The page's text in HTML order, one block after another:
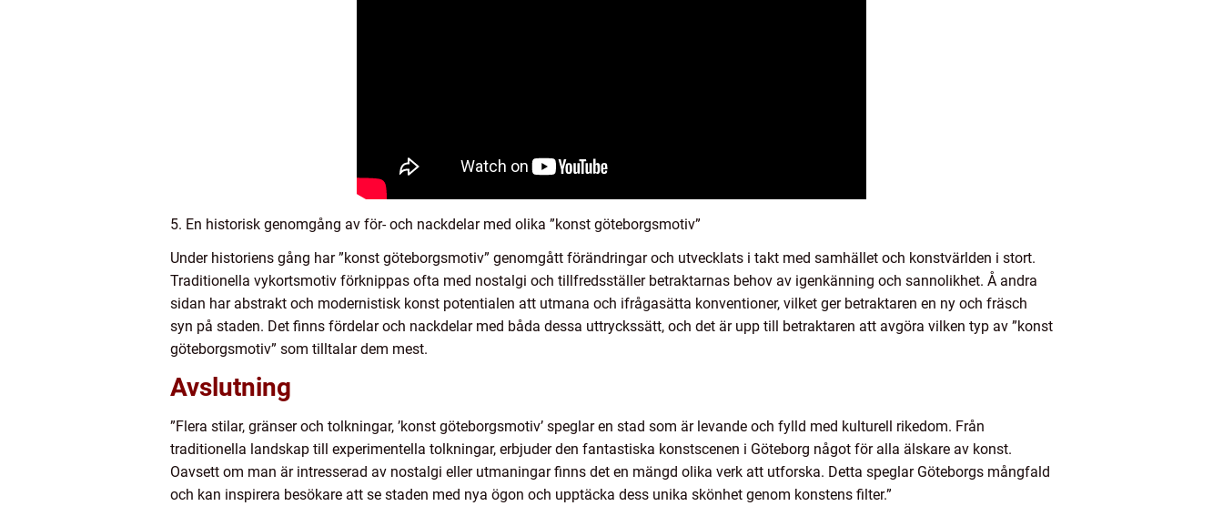
5. En historisk genomgång av för- och nackdelar med olika ”konst göteborgsmotiv”
Under historiens gång har ”konst göteborgsmotiv” genomgått förändringar och utvecklats i takt med samhället och konstvärlden i stort.
Traditionella vykortsmotiv förknippas ofta med nostalgi och tillfredsställer betraktarnas behov av igenkänning och sannolikhet. Å andra
sidan har abstrakt och modernistisk konst potentialen att utmana och ifrågasätta konventioner, vilket ger betraktaren en ny och fräsch
syn på staden. Det finns fördelar och nackdelar med båda dessa uttryckssätt, och det är upp till betraktaren att avgöra vilken typ av ”konst
göteborgsmotiv” som tilltalar dem mest.
Avslutning
”Flera stilar, gränser och tolkningar, ’konst göteborgsmotiv’ speglar en stad som är levande och fylld med kulturell rikedom. Från
traditionella landskap till experimentella tolkningar, erbjuder den fantastiska konstscenen i Göteborg något för alla älskare av konst.
Oavsett om man är intresserad av nostalgi eller utmaningar finns det en mängd olika verk att utforska. Detta speglar Göteborgs mångfald
och kan inspirera besökare att se staden med nya ögon och upptäcka dess unika skönhet genom konstens filter.”